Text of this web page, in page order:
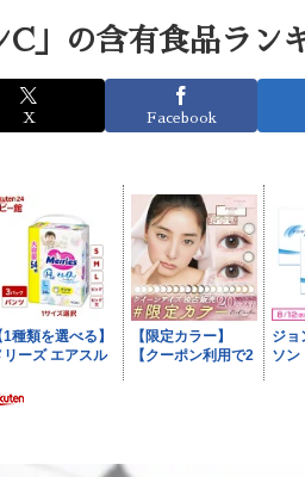
C」の含有食品ラン
X Facebook